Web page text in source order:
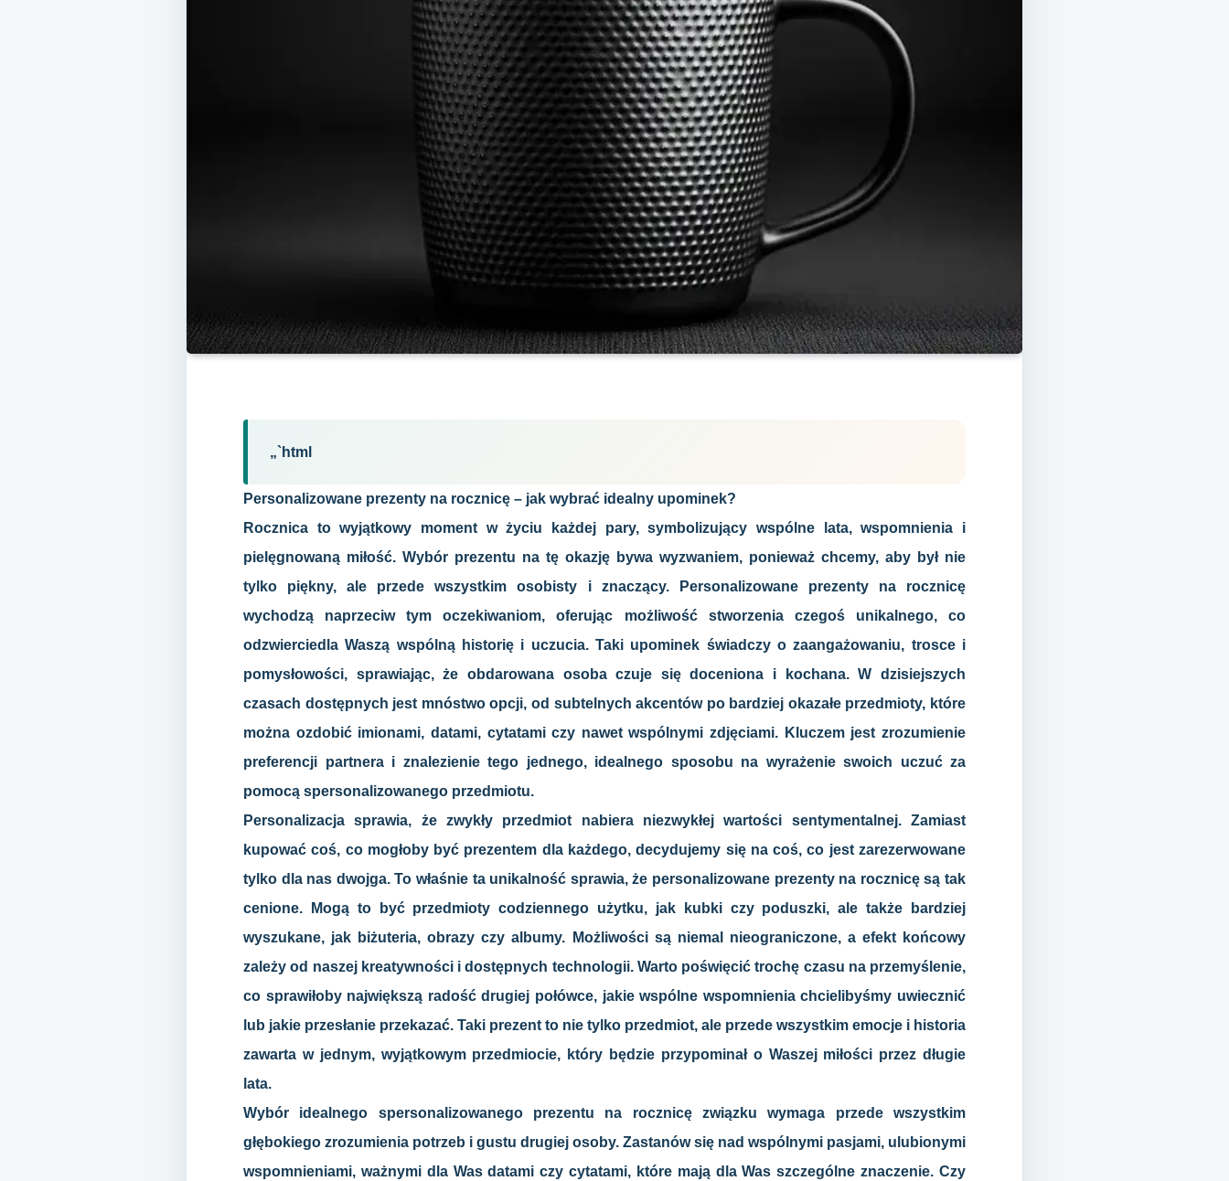
„`html
Personalizowane prezenty na rocznicę – jak wybrać idealny upominek?
Rocznica to wyjątkowy moment w życiu każdej pary, symbolizujący wspólne lata, wspomnienia i
pielęgnowaną miłość. Wybór prezentu na tę okazję bywa wyzwaniem, ponieważ chcemy, aby był nie
tylko piękny, ale przede wszystkim osobisty i znaczący. Personalizowane prezenty na rocznicę
wychodzą naprzeciw tym oczekiwaniom, oferując możliwość stworzenia czegoś unikalnego, co
odzwierciedla Waszą wspólną historię i uczucia. Taki upominek świadczy o zaangażowaniu, trosce i
pomysłowości, sprawiając, że obdarowana osoba czuje się doceniona i kochana. W dzisiejszych
czasach dostępnych jest mnóstwo opcji, od subtelnych akcentów po bardziej okazałe przedmioty, które
można ozdobić imionami, datami, cytatami czy nawet wspólnymi zdjęciami. Kluczem jest zrozumienie
preferencji partnera i znalezienie tego jednego, idealnego sposobu na wyrażenie swoich uczuć za
pomocą spersonalizowanego przedmiotu.
Personalizacja sprawia, że zwykły przedmiot nabiera niezwykłej wartości sentymentalnej. Zamiast
kupować coś, co mogłoby być prezentem dla każdego, decydujemy się na coś, co jest zarezerwowane
tylko dla nas dwojga. To właśnie ta unikalność sprawia, że personalizowane prezenty na rocznicę są tak
cenione. Mogą to być przedmioty codziennego użytku, jak kubki czy poduszki, ale także bardziej
wyszukane, jak biżuteria, obrazy czy albumy. Możliwości są niemal nieograniczone, a efekt końcowy
zależy od naszej kreatywności i dostępnych technologii. Warto poświęcić trochę czasu na przemyślenie,
co sprawiłoby największą radość drugiej połówce, jakie wspólne wspomnienia chcielibyśmy uwiecznić
lub jakie przesłanie przekazać. Taki prezent to nie tylko przedmiot, ale przede wszystkim emocje i historia
zawarta w jednym, wyjątkowym przedmiocie, który będzie przypominał o Waszej miłości przez długie
lata.
Wybór idealnego spersonalizowanego prezentu na rocznicę związku wymaga przede wszystkim
głębokiego zrozumienia potrzeb i gustu drugiej osoby. Zastanów się nad wspólnymi pasjami, ulubionymi
wspomnieniami, ważnymi dla Was datami czy cytatami, które mają dla Was szczególne znaczenie. Czy